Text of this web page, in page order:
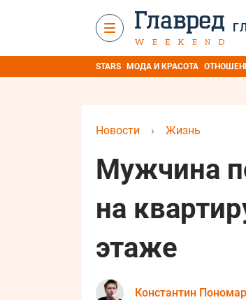
STARS МОДА И КРАСОТА
Новости › Жизнь
Мужчина
на
этаже
Константин